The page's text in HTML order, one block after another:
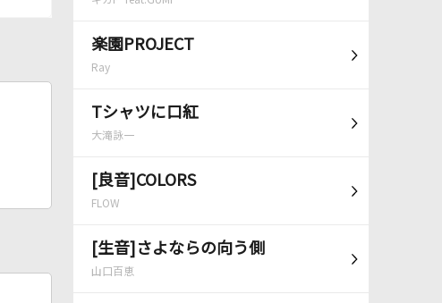
楽園PROJECT
Ray
Tシャツに口紅
大滝詠一
[良音]COLORS
FLOW
[生音]さよならの向う側
山口百恵